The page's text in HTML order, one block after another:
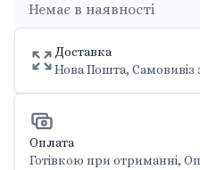
Немає в наявності
Доставка
Нова Пошта, Самовивіз
Оплата
Готівкою при отриманні,